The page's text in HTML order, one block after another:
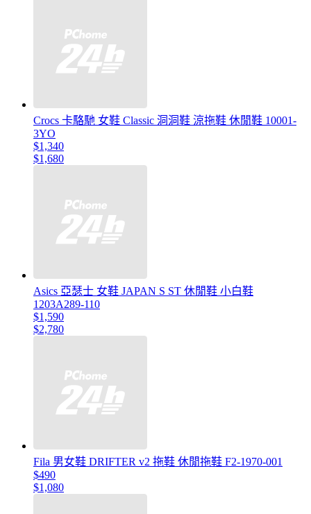
Crocs 卡駱馳 女鞋 Classic 洞洞鞋 涼拖鞋 休閒鞋 10001-
3YO
$1,340
$1,680
Asics 亞瑟士 女鞋 JAPAN S ST 休閒鞋 小白鞋
1203A289-110
$1,590
$2,780
Fila 男女鞋 DRIFTER v2 拖鞋 休閒拖鞋 F2-1970-001
$490
$1,080